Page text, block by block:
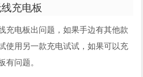
充电板
充电板出问题，如果手边有其他款
使用另一款充电试试，如果可以充
有问题。